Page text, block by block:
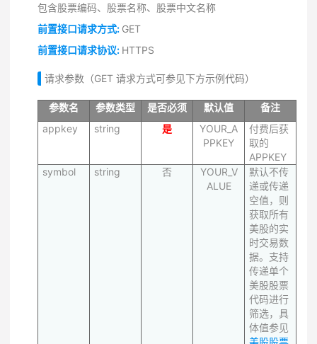
包含股票编码、股票名称、股票中文名称
前置接口请求方式: GET
前置接口请求协议: HTTPS
请求参数（GET 请求方式可参见下方示例代码）
参数名 参数类型 是否必须 默认值
备注
appkey
string 是
YOUR_A
PPKEY
付费后获
取的
APPKEY
symbol
string 否
YOUR_V
ALUE
默认不传
递或传递
空值，则
获取所有
美股的实
时交易数
据。支持
传递单个
美股股票
代码进行
筛选，具
体值参见
美股股票